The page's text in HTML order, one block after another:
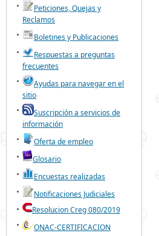
Peticiones, Quejas y
Reclamos
Boletines y Publicaciones
Respuestas a preguntas
frecuentes
Ayudas para navegar en el
sitio
Suscripción a servicios de
información
Oferta de empleo
Glosario
Encuestas realizadas
Notificaciones Judiciales
Resolucion Creg 080/2019
ONAC-CERTIFICACION